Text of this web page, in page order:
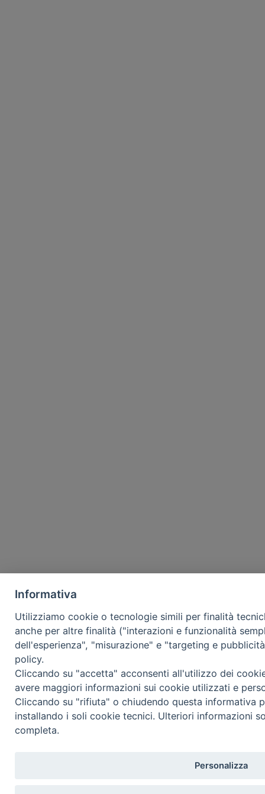
Informativa
Utilizziamo cookie o tecnologie simili per finalità
anche per altre finalità ("interazioni e funzionalità
dell'esperienza", "misurazione" e "targeting e
policy.
Cliccando su "accetta" acconsenti all'utilizzo dei
avere maggiori informazioni sui cookie utilizzati e
Cliccando su "rifiuta" o chiudendo questa informativa
installando i soli cookie tecnici. Ulteriori informazioni
completa.
Personalizza